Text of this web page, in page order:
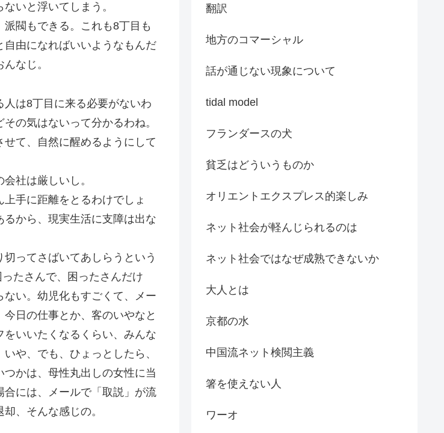
いと浮いてしまう。
閥もできる。これも8丁目も
由になればいいようなもんだ
なじ。
は8丁目に来る必要がないわ
の気はないって分かるわね。
て、自然に醒めるようにして
社は厳しいし。
手に距離をとるわけでしょ
から、現実生活に支障は出な
ってさばいてあしらうという
たさんで、困ったさんだけ
い。幼児化もすごくて、メー
日の仕事とか、客のいやなと
いいたくなるくらい、みんな
や、でも、ひょっとしたら、
かは、母性丸出しの女性に当
には、メールで「取説」が流
、そんな感じの。
翻訳
地方のコマーシャル
話が通じない現象について
tidal model
フランダースの犬
貧乏はどういうものか
オリエントエクスプレス的楽しみ
ネット社会が軽んじられるのは
ネット社会ではなぜ成熟できないか
大人とは
京都の水
中国流ネット検閲主義
箸を使えない人
ワーオ